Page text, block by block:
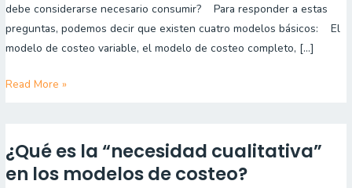
debe considerarse necesario consumir? Para responder a estas
preguntas, podemos decir que existen cuatro modelos básicos: El
modelo de costeo variable, el modelo de costeo completo, […]
Read More »
¿Qué es la “necesidad cualitativa”
en los modelos de costeo?
¿Qué
es